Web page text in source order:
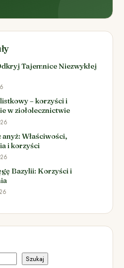
Tajemnice Niezwykłej
– korzyści i
w ziołolecznictwie
Właściwości,
i korzyści
Bazylii: Korzyści i
Szukaj